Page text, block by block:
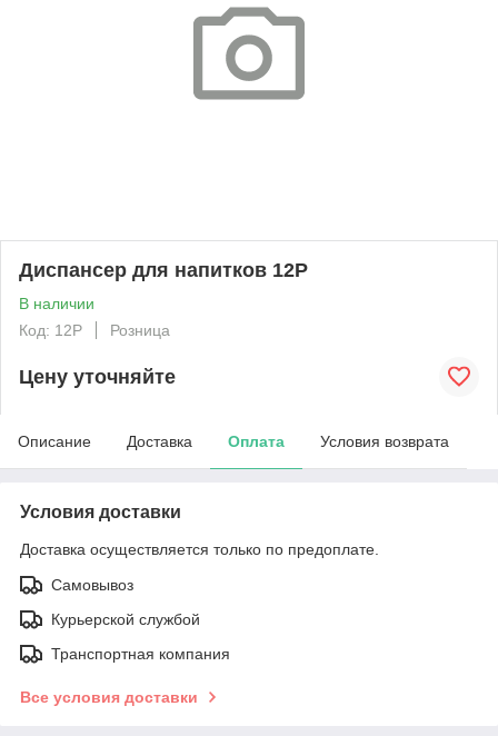
Диспансер для напитков 12P
В наличии
Код: 12P
Розница
Цену уточняйте
Описание Доставка Оплата Условия возврата
Условия доставки
Доставка осуществляется только по предоплате.
Самовывоз
Курьерской службой
Транспортная компания
Все условия доставки